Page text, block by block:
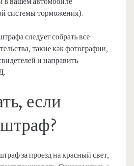
системы торможения).
следует собрать все
такие как фотографии,
и направить
если
за проезд на красный свет,